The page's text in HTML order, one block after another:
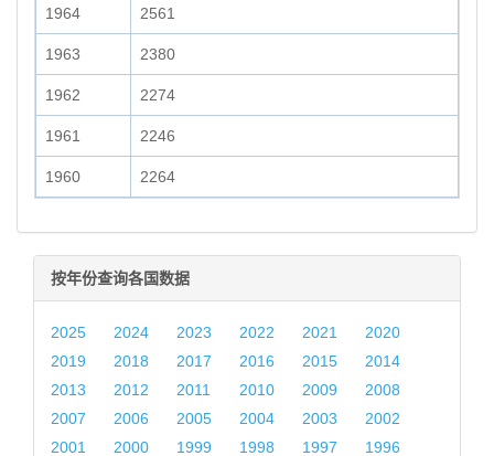
1964 2561
1963 2380
1962 2274
1961 2246
1960 2264
按年份查询各国数据
2025 2024 2023 2022 2021
2020
2019
2018 2017 2016 2015
2014
2013
2012 2011 2010 2009
2008
2007
2006 2005 2004 2003
2002
2001
2000 1999 1998 1997
1996